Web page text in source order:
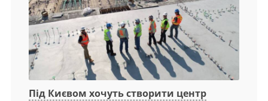
Під Києвом хочуть створити центр